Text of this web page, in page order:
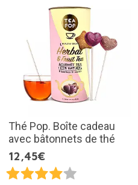
Thé Pop. Boîte cadeau
avec bâtonnets de thé
12,45€